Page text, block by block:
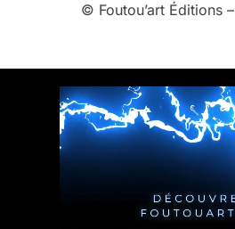
© Foutou’art Éditions –